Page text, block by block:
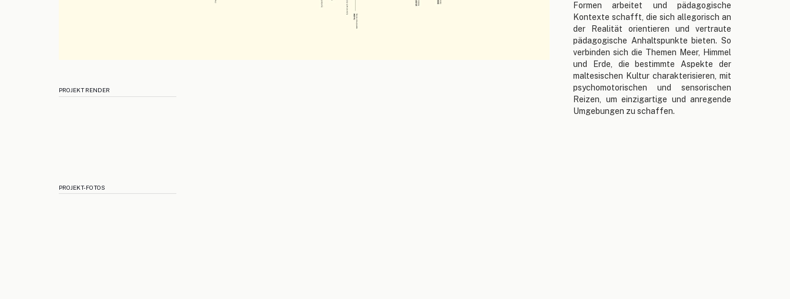
PROJEKT RENDER
PROJEKT-FOTOS
Formen arbeitet und pädagogische
Kontexte schafft, die sich allegorisch an
der Realität orientieren und vertraute
pädagogische Anhaltspunkte bieten. So
verbinden sich die Themen Meer, Himmel
und Erde, die bestimmte Aspekte der
maltesischen Kultur charakterisieren, mit
psychomotorischen und sensorischen
Reizen, um einzigartige und anregende
Umgebungen zu schaffen.